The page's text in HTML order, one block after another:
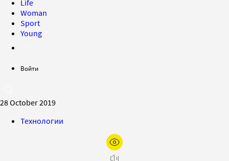
Life
Woman
Sport
Young
Войти
28 October 2019
Технологии